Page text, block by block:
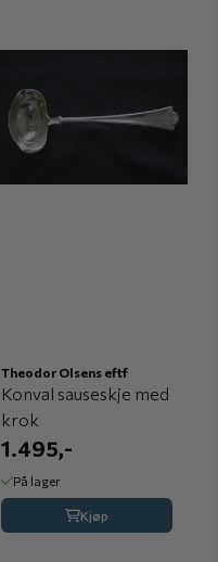
Theodor Olsens eftf
Konval sauseskje med
krok
1.495,-
På lager
Kjøp